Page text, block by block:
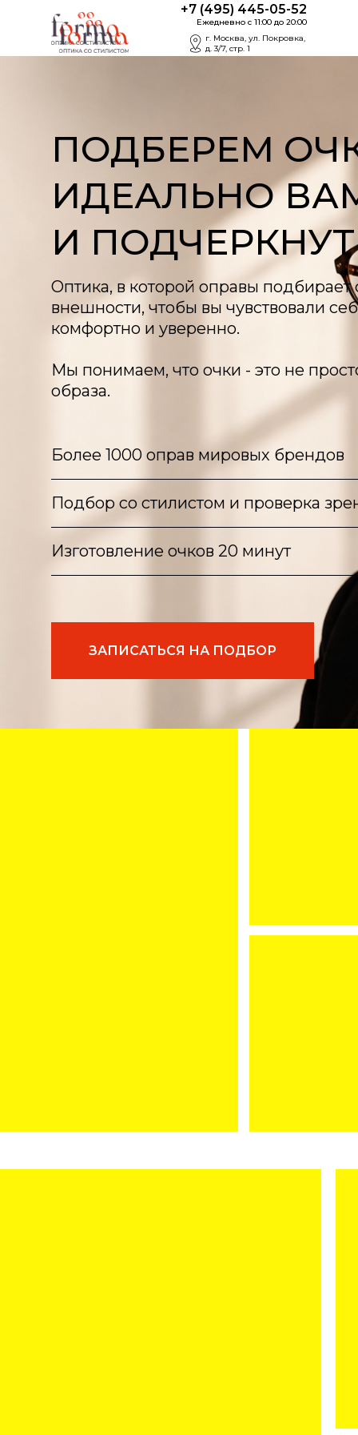
+7 (495) 445-05-52
Ежедневно c 11:00 до 20:00
г. Москва, ул. Покровка,
д. 3/7, стр. 1
ПОДБЕРЕМ
ИДЕАЛЬНО
И
Оптика, в которой оправы подбирает
внешности, чтобы вы чувствовали
комфортно и уверенно.
Мы понимаем, что очки - это не
образа.
ЗАПИСАТЬСЯ НА ПОДБОР
Более 1000 оправ мировых брендов
Подбор со стилистом и проверка
Изготовление очков 20 минут